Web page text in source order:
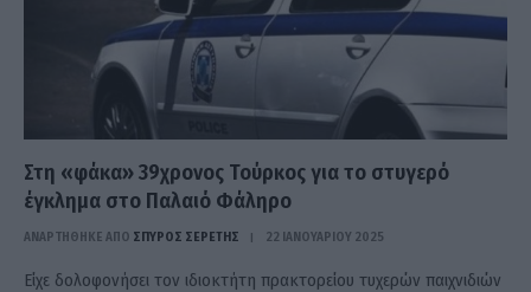
Στη «φάκα» 39χρονος Τούρκος για το στυγερό
έγκλημα στο Παλαιό Φάληρο
ΑΝΑΡΤΗΘΗΚΕ ΑΠΟ ΣΠΎΡΟΣ ΣΕΡΈΤΗΣ 22 ΙΑΝΟΥΑΡΊΟΥ 2025
Είχε δολοφονήσει τον ιδιοκτήτη πρακτορείου τυχερών παιχνιδιών